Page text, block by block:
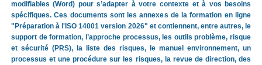
modifiables (Word) pour s’adapter à votre contexte et à vos besoins
spécifiques. Ces documents sont les annexes de la formation en ligne
"Préparation à l'ISO 14001 version 2026" et contiennent, entre autres, le
support de formation, l’approche processus, les outils problème, risque
et sécurité (PRS), la liste des risques, le manuel environnement, un
processus et une procédure sur les risques, la revue de direction, des